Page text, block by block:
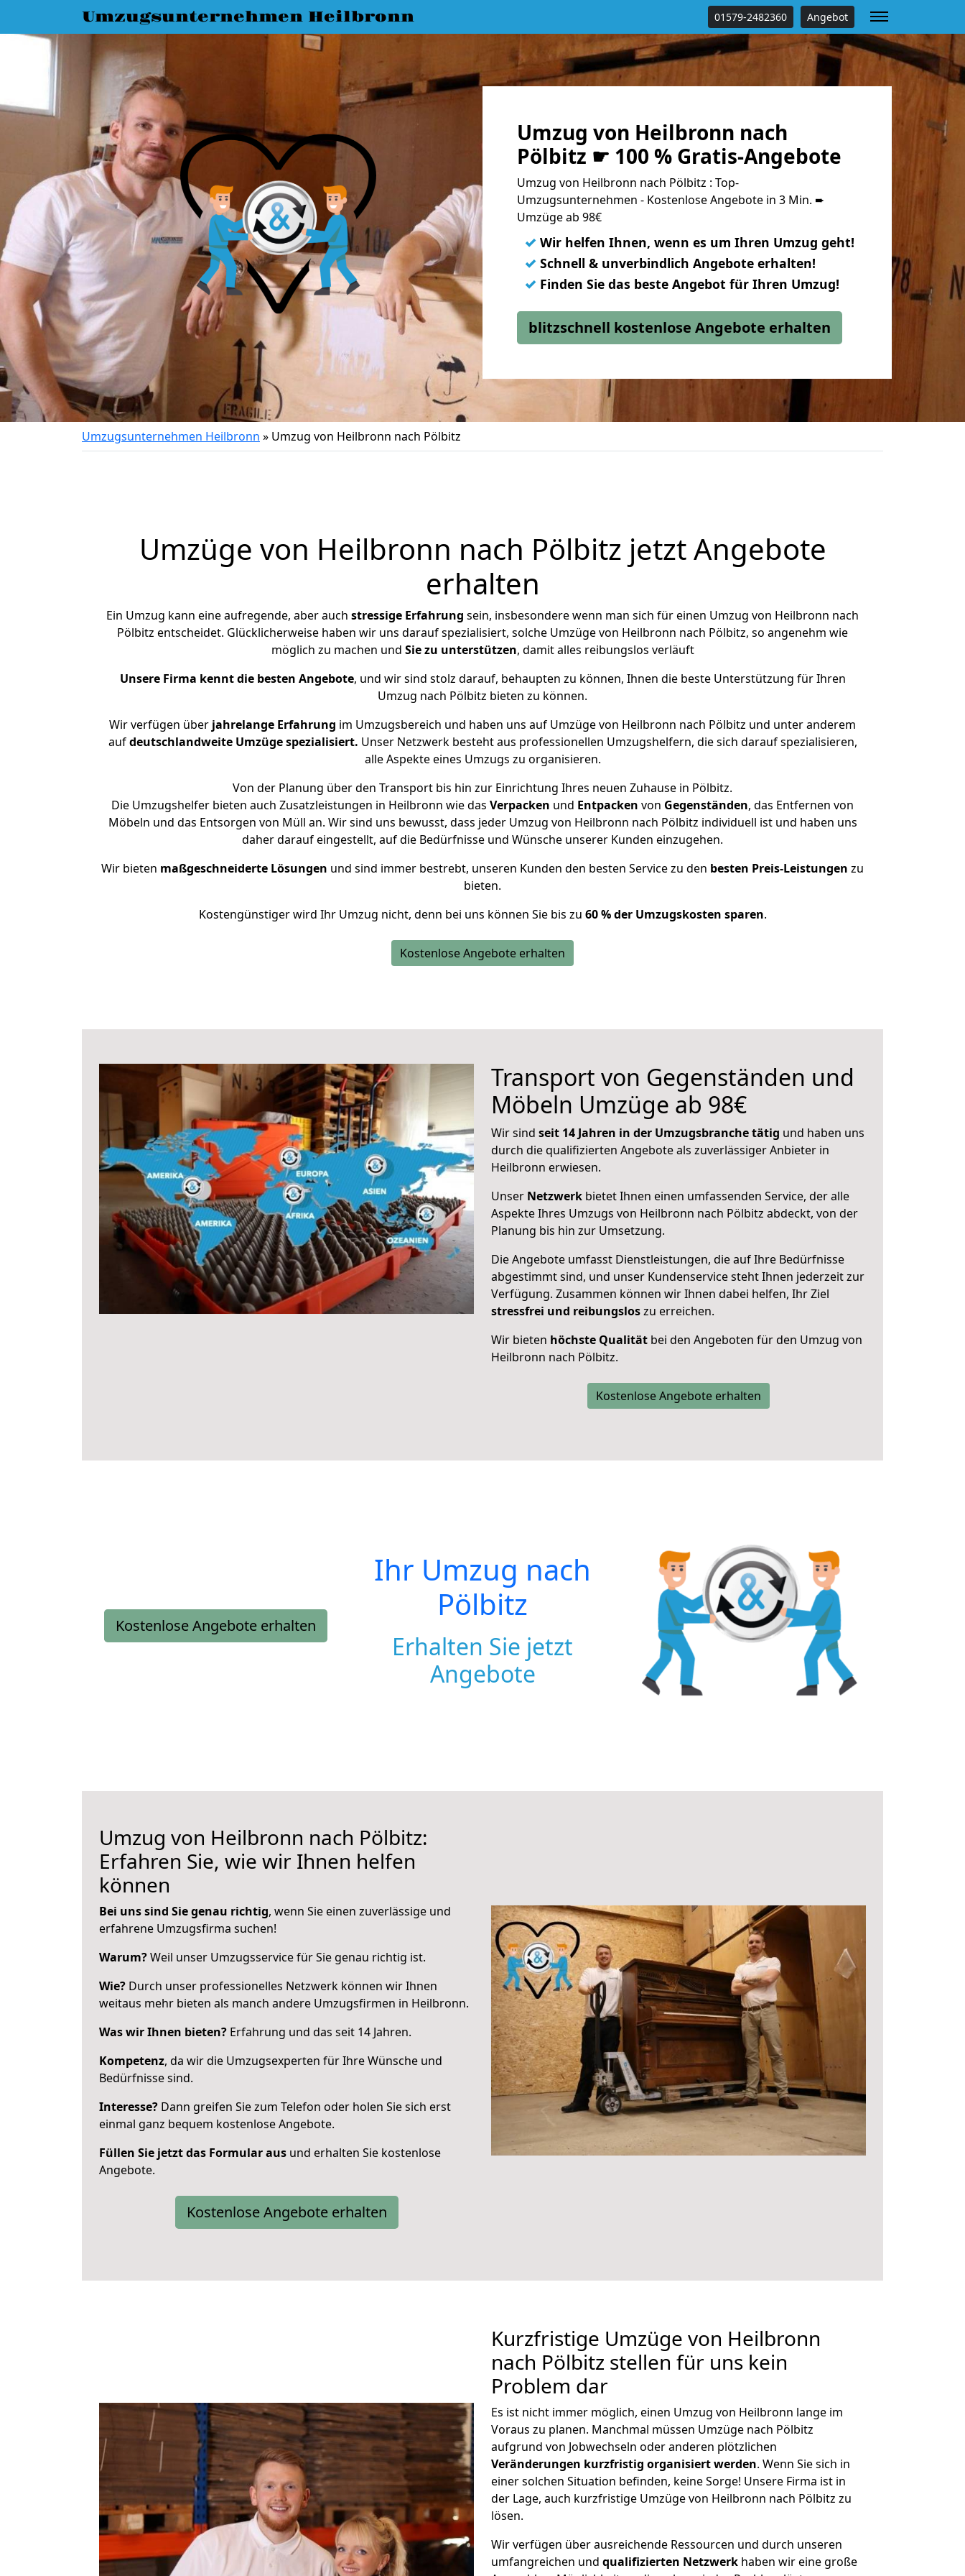
Umzugsunternehmen Heilbronn 01579-2482360 Angebot
Umzug von Heilbronn nach
Pölbitz ☛ 100 % Gratis-Angebote
Umzug von Heilbronn nach Pölbitz : Top-
Umzugsunternehmen - Kostenlose Angebote in 3 Min. ➨
Umzüge ab 98€
✓ Wir helfen Ihnen, wenn es um Ihren Umzug geht!
✓ Schnell & unverbindlich Angebote erhalten!
✓ Finden Sie das beste Angebot für Ihren Umzug!
blitzschnell kostenlose Angebote erhalten
Umzugsunternehmen Heilbronn » Umzug von Heilbronn nach Pölbitz
Umzüge von Heilbronn nach Pölbitz jetzt Angebote
erhalten
Ein Umzug kann eine aufregende, aber auch stressige Erfahrung sein, insbesondere wenn man sich für einen Umzug von Heilbronn nach
Pölbitz entscheidet. Glücklicherweise haben wir uns darauf spezialisiert, solche Umzüge von Heilbronn nach Pölbitz, so angenehm wie
möglich zu machen und Sie zu unterstützen, damit alles reibungslos verläuft
Unsere Firma kennt die besten Angebote, und wir sind stolz darauf, behaupten zu können, Ihnen die beste Unterstützung für Ihren
Umzug nach Pölbitz bieten zu können.
Wir verfügen über jahrelange Erfahrung im Umzugsbereich und haben uns auf Umzüge von Heilbronn nach Pölbitz und unter anderem
aufdeutschlandweite Umzüge spezialisiert. Unser Netzwerk besteht aus professionellen Umzugshelfern, die sich darauf spezialisieren,
alle Aspekte eines Umzugs zu organisieren.
Von der Planung über den Transport bis hin zur Einrichtung Ihres neuen Zuhause in Pölbitz.
Die Umzugshelfer bieten auch Zusatzleistungen in Heilbronn wie das Verpacken und Entpacken von Gegenständen, das Entfernen von
Möbeln und das Entsorgen von Müll an. Wir sind uns bewusst, dass jeder Umzug von Heilbronn nach Pölbitz individuell ist und haben uns
daher darauf eingestellt, auf die Bedürfnisse und Wünsche unserer Kunden einzugehen.
Wir bieten maßgeschneiderte Lösungen und sind immer bestrebt, unseren Kunden den besten Service zu den besten Preis-Leistungen zu
bieten.
Kostengünstiger wird Ihr Umzug nicht, denn bei uns können Sie bis zu 60 % der Umzugskosten sparen.
Kostenlose Angebote erhalten
Transport von Gegenständen und
Möbeln Umzüge ab 98€
Wir sind seit 14 Jahren in der Umzugsbranche tätig und haben uns
durch die qualifizierten Angebote als zuverlässiger Anbieter in
Heilbronn erwiesen.
Unser Netzwerk bietet Ihnen einen umfassenden Service, der alle
Aspekte Ihres Umzugs von Heilbronn nach Pölbitz abdeckt, von der
Planung bis hin zur Umsetzung.
Die Angebote umfasst Dienstleistungen, die auf Ihre Bedürfnisse
abgestimmt sind, und unser Kundenservice steht Ihnen jederzeit zur
Verfügung. Zusammen können wir Ihnen dabei helfen, Ihr Ziel
stressfrei und reibungsloszu erreichen.
Wir bieten höchste Qualität bei den Angeboten für den Umzug von
Heilbronn nach Pölbitz.
Kostenlose Angebote erhalten
Kostenlose Angebote erhalten
Ihr Umzug nach
Pölbitz
Erhalten Sie jetzt
Angebote
Umzug von Heilbronn nach Pölbitz:
Erfahren Sie, wie wir Ihnen helfen
können
Bei uns sind Sie genau richtig, wenn Sie einen zuverlässige und
erfahrene Umzugsfirma suchen!
Warum?Weil unser Umzugsservice für Sie genau richtig ist.
Wie? Durch unser professionelles Netzwerk können wir Ihnen
weitaus mehr bieten als manch andere Umzugsfirmen in Heilbronn.
Was wir Ihnen bieten? Erfahrung und das seit 14 Jahren.
Kompetenz, da wir die Umzugsexperten für Ihre Wünsche und
Bedürfnisse sind.
Interesse? Dann greifen Sie zum Telefon oder holen Sie sich erst
einmal ganz bequem kostenlose Angebote.
Füllen Sie jetzt das Formular aus und erhalten Sie kostenlose
Angebote.
Kostenlose Angebote erhalten
Kurzfristige Umzüge von Heilbronn
nach Pölbitz stellen für uns kein
Problem dar
Es ist nicht immer möglich, einen Umzug von Heilbronn lange im
Voraus zu planen. Manchmal müssen Umzüge nach Pölbitz
aufgrund von Jobwechseln oder anderen plötzlichen
Veränderungen kurzfristig organisiert werden. Wenn Sie sich in
einer solchen Situation befinden, keine Sorge! Unsere Firma ist in
der Lage, auch kurzfristige Umzüge von Heilbronn nach Pölbitz zu
lösen.
Wir verfügen über ausreichende Ressourcen und durch unseren
umfangreichen und qualifizierten Netzwerk haben wir eine große